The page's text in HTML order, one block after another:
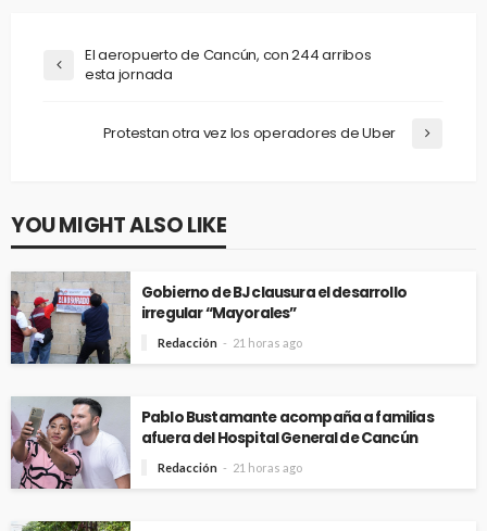
El aeropuerto de Cancún, con 244 arribos
esta jornada
Protestan otra vez los operadores de Uber
YOU MIGHT ALSO LIKE
Gobierno de BJ clausura el desarrollo
irregular “Mayorales”
Redacción 21 horas ago
Pablo Bustamante acompaña a familias
afuera del Hospital General de Cancún
Redacción 21 horas ago